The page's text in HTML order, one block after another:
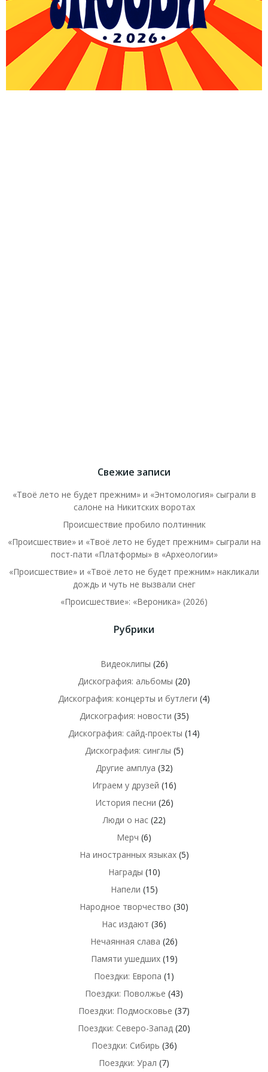
Свежие записи
«Твоё лето не будет прежним» и «Энтомология» сыграли в
салоне на Никитских воротах
Происшествие пробило полтинник
«Происшествие» и «Твоё лето не будет прежним» сыграли на
пост-пати «Платформы» в «Археологии»
«Происшествие» и «Твоё лето не будет прежним» накликали
дождь и чуть не вызвали снег
«Происшествие»: «Вероника» (2026)
Рубрики
Видеоклипы (26)
Дискография: альбомы (20)
Дискография: концерты и бутлеги (4)
Дискография: новости (35)
Дискография: сайд-проекты (14)
Дискография: синглы (5)
Другие амплуа (32)
Играем у друзей (16)
История песни (26)
Люди о нас(22)
Мерч (6)
На иностранных языках(5)
Награды (10)
Напели (15)
Народное творчество (30)
Нас издают (36)
Нечаянная слава (26)
Памяти ушедших(19)
Поездки: Европа (1)
Поездки: Поволжье (43)
Поездки: Подмосковье (37)
Поездки: Северо-Запад (20)
Поездки: Сибирь (36)
Поездки: Урал (7)